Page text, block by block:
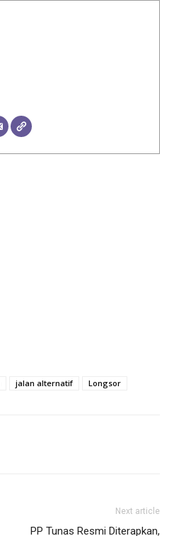
jalan alternatif Longsor
Next article
PP Tunas Resmi Diterapkan,